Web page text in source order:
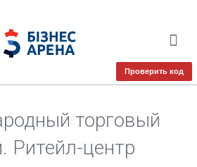
Проверить код
торговый
Ритейл-центр